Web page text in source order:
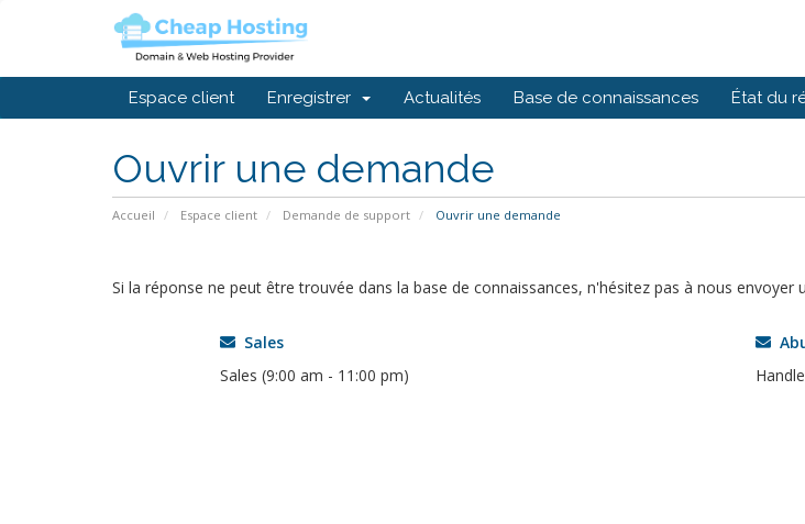
Espace client Enregistrer Actualités Base de connaissances État du
Ouvrir une demande
Accueil Espace client Demande de support Ouvrir une demande
Si la réponse ne peut être trouvée dans la base de connaissances, n'hésitez pas à nous envoyer
Sales
Sales (9:00 am - 11:00 pm)